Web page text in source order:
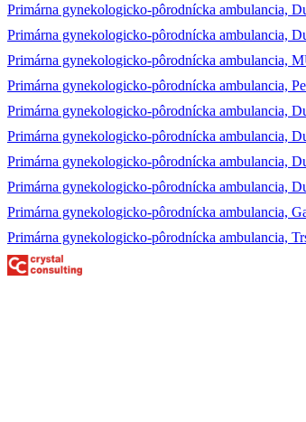
Primárna gynekologicko-pôrodnícka ambulancia,
Primárna gynekologicko-pôrodnícka ambulancia,
Primárna gynekologicko-pôrodnícka ambulancia,
Primárna gynekologicko-pôrodnícka ambulancia,
Primárna gynekologicko-pôrodnícka ambulancia,
Primárna gynekologicko-pôrodnícka ambulancia,
Primárna gynekologicko-pôrodnícka ambulancia,
Primárna gynekologicko-pôrodnícka ambulancia,
Primárna gynekologicko-pôrodnícka ambulancia,
Primárna gynekologicko-pôrodnícka ambulancia,